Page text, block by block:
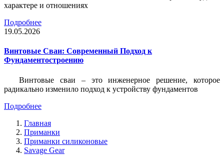
характере и отношениях
Подробнее
19.05.2026
Винтовые Сваи: Современный Подход к
Фундаментостроению
Винтовые сваи – это инженерное решение, которое
радикально изменило подход к устройству фундаментов
Подробнее
Главная
Приманки
Приманки силиконовые
Savage Gear